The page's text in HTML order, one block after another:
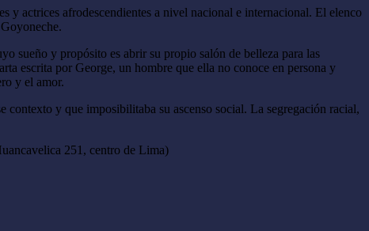
y actrices afrodescendientes a nivel nacional e internacional. El elenco
sueño y propósito es abrir su propio salón de belleza para las
escrita por George, un hombre que ella no conoce en persona y
y el amor.
contexto y que imposibilitaba su ascenso social. La segregación racial,
251, centro de Lima)